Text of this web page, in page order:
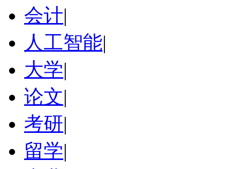
会计|
人工智能|
大学|
论文|
考研|
留学|